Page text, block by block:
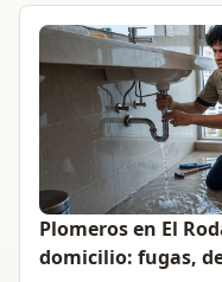
Plomeros en El
domicilio: fugas,